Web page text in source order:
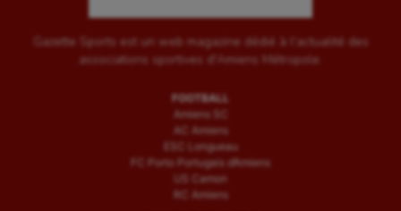
Gazette Sports est un web magazine dédié à l'actualité des
associations sportives d'Amiens Métropole.
FOOTBALL
Amiens SC
AC Amiens
ESC Longueau
FC Porto Portugais d’Amiens
US Camon
RC Amiens